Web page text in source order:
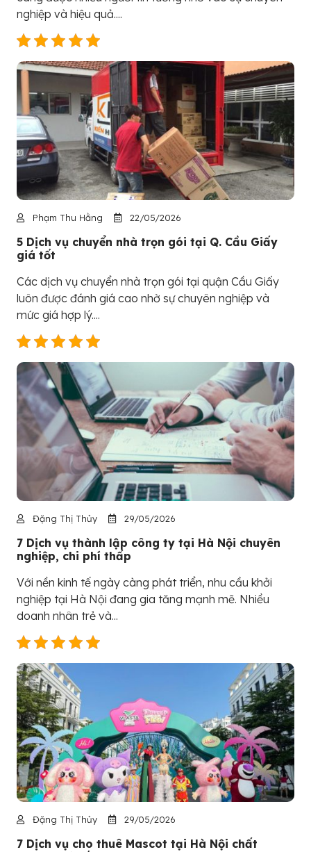
nghiệp và hiệu quả....
Phạm Thu Hằng 22/05/2026
5 Dịch vụ chuyển nhà trọn gói tại Q. Cầu Giấy
giá tốt
Các dịch vụ chuyển nhà trọn gói tại quận Cầu Giấy
luôn được đánh giá cao nhờ sự chuyên nghiệp và
mức giá hợp lý....
Đặng Thị Thủy 29/05/2026
7 Dịch vụ thành lập công ty tại Hà Nội chuyên
nghiệp, chi phí thấp
Với nền kinh tế ngày càng phát triển, nhu cầu khởi
nghiệp tại Hà Nội đang gia tăng mạnh mẽ. Nhiều
doanh nhân trẻ và...
Đặng Thị Thủy 29/05/2026
7 Dịch vụ cho thuê Mascot tại Hà Nội chất